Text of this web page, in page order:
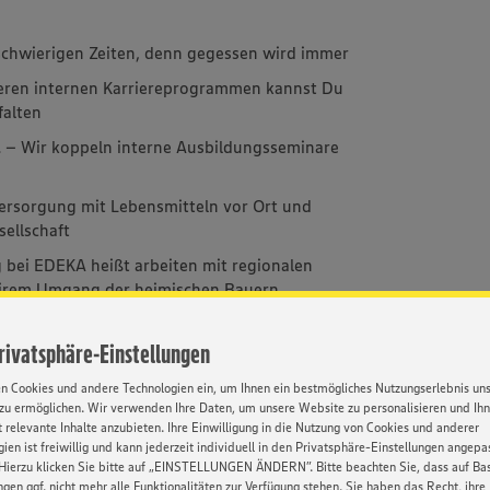
Einstellungen
Cookies und andere Technologien ein, um Ihnen ein bestmögliches Nutzungserlebnis
ermöglichen. Wir verwenden Ihre Daten, um unsere Website zu personalisieren und
relevante Inhalte anzubieten. Ihre Einwilligung in die Nutzung von Cookies und anderer
ist freiwillig und kann jederzeit individuell in den Privatsphäre-Einstellungen
klicken Sie bitte auf „EINSTELLUNGEN ÄNDERN”. Bitte beachten Sie, dass auf
ggf. nicht mehr alle Funktionalitäten zur Verfügung stehen. Sie haben das Recht, ihre
Zeiten, denn gegessen wird immer
internen Karriereprogrammen kannst Du
– Wir koppeln interne Ausbildungsseminare
mit Lebensmitteln vor Ort und
EDEKA heißt arbeiten mit regionalen
Umgang der heimischen Bauern
Gute
Ideenmanagement
Umfassende
Einarbeitung